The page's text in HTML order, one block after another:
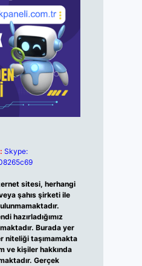
Skype:
sitesi, herhangi
şahıs şirketi ile
hazırladığımız
Burada yer
niteliği taşımamakta
ve kişiler hakkında
Gerçek